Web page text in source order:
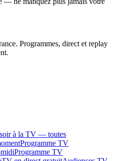
Programmes, direct et replay
à la TV — toutes
Programme TV
Programme TV